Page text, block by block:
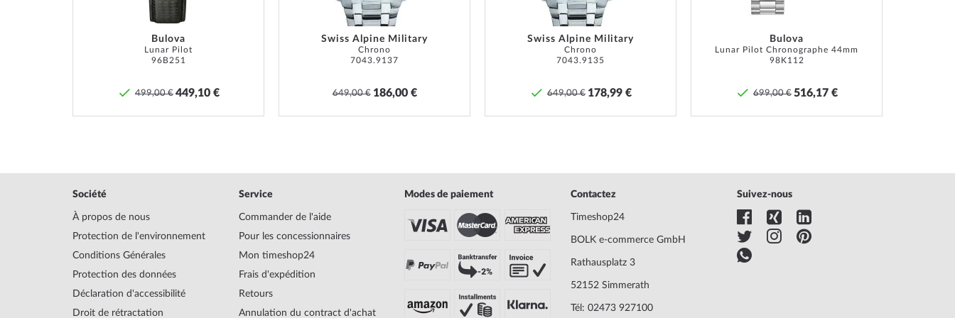
*La résistance à l'eau n'est pas une propriété permanente et doit être vérifiée
régulièrement etprofessionnellement
si elle est utilisée en conséquence. Dans le
cas de montres avec poussoirs vissés et/ou couronnes vissées, il faut veiller à ce
Champ d'application
24 mois de garantie du fabricant ! Vous trouverez la
description exacte de la garantie et l'adresse du garant dans
la documentation du produit lors de la livraison de la
Bulova
Lunar Pilot
96B251
499,00 € 449,10 €
Swiss Alpine Military
Chrono
7043.9137
649,00 € 186,00 €
Swiss Alpine Military
Chrono
7043.9135
649,00 € 178,99 €
Bulova
Lunar Pilot Chronographe 44mm
98K112
699,00 € 516,17 €
Société
À propos de nous
Protection de l'environnement
Conditions Générales
Protection des données
Déclaration d'accessibilité
Droit de rétractation
Service
Commander de l'aide
Pour les concessionnaires
Mon timeshop24
Frais d'expédition
Retours
Annulation du contract d'achat
Modes de paiement Contactez
Timeshop24
BOLK e-commerce GmbH
Rathausplatz 3
52152 Simmerath
Tél: 02473 927100
Suivez-nous